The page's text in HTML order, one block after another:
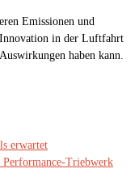
Emissionen und
in der Luftfahrt
haben kann.
erwartet
Triebwerk